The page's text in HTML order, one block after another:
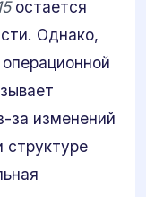
остается
Однако,
за изменений
структуре